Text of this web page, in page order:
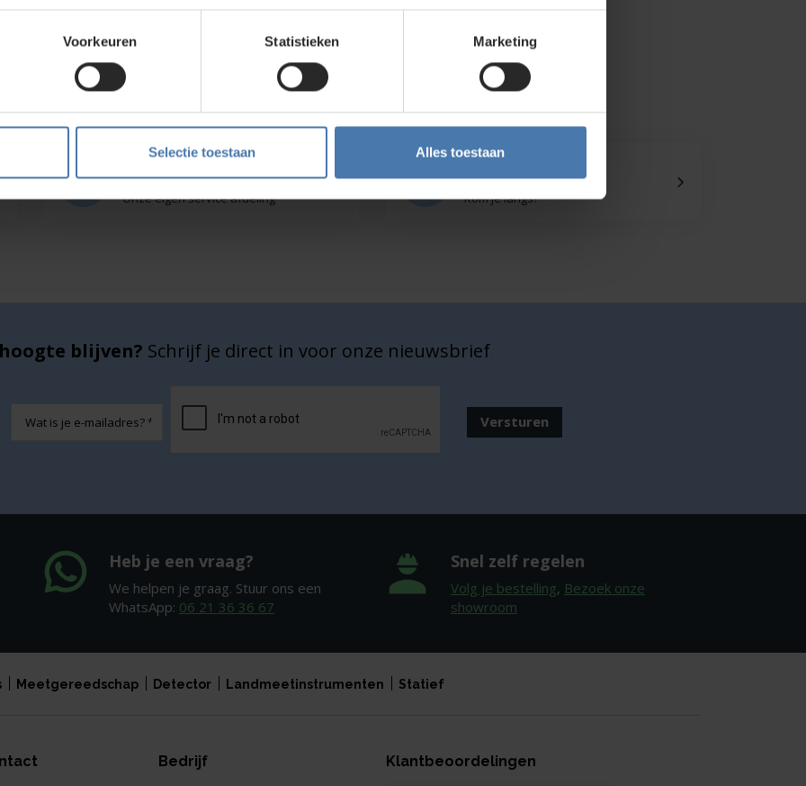
Voorkeuren Statistieken Marketing
Selectie toestaan Alles toestaan
in Nieuwegein. Zelf rondkijken in de
, meetinstrumenten en
Service en kalibratie
Onze eigen service afdeling
Onze showroom
Kom je langs?
blijven? Schrijf je direct in voor onze nieuwsbrief
mailadres
Versturen
Heb je een vraag?
We helpen je graag. Stuur ons een
WhatsApp: 06 21 36 36 67
Snel zelf regelen
Volg je bestelling, Bezoek onze
showroom
Meetgereedschap Detector Landmeetinstrumenten Statief
Bedrijf Klantbeoordelingen